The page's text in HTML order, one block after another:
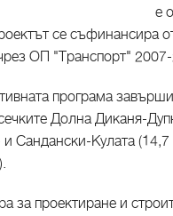
е
се съфинансира
ОП "Транспорт" 2007-
програма
Долна Диканя-
и Сандански-Кулата
за проектиране и